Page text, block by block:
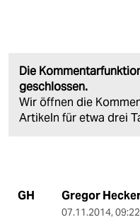
Die
geschlossen.
Wir öffnen die
Artikeln für etwa drei
GH Gregor
07.11.2014,